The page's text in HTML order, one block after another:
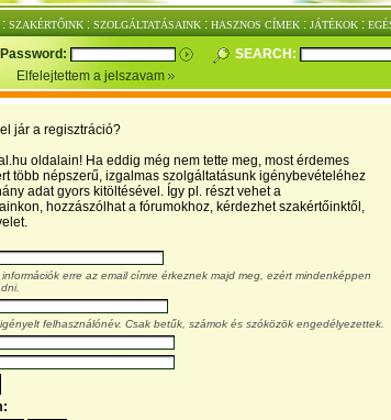
: SZAKÉRTŐINK : SZOLGÁLTATÁSAINK : HASZNOS CÍMEK : JÁTÉKOK :
Password:
SEARCH:
Elfelejtettem a jelszavam
jár a regisztráció?
oldalain! Ha eddig még nem tette meg, most érdemes
több népszerű, izgalmas szolgáltatásunk igénybevételéhez
adat gyors kitöltésével. Így pl. részt vehet a
hozzászólhat a fórumokhoz, kérdezhet szakértőinktől,
erre az email címre érkeznek majd meg, ezért mindenképpen
felhasználónév. Csak betűk, számok és szóközök engedélyezettek.